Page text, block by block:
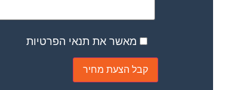
מאשר את תנאי הפרטיות